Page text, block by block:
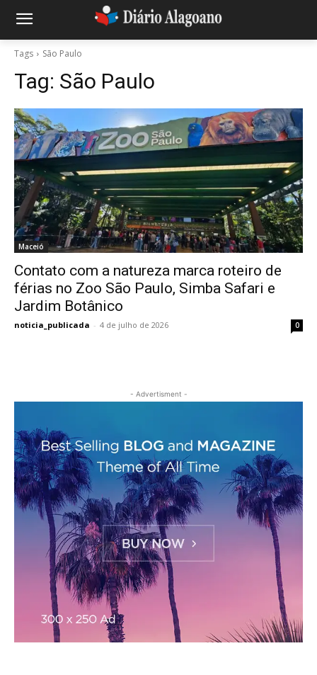
Tags São Paulo
Tag: São Paulo
Maceió
Contato com a natureza marca roteiro de
férias no Zoo São Paulo, Simba Safari e
Jardim Botânico
noticia_publicada - 4 de julho de 2026 0
- Advertisment -